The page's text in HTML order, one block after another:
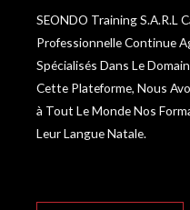
SEONDO Training S.A.R.L
Professionnelle Continue
Spécialisés Dans Le
Cette Plateforme, Nous
à Tout Le Monde Nos
Leur Langue Natale.